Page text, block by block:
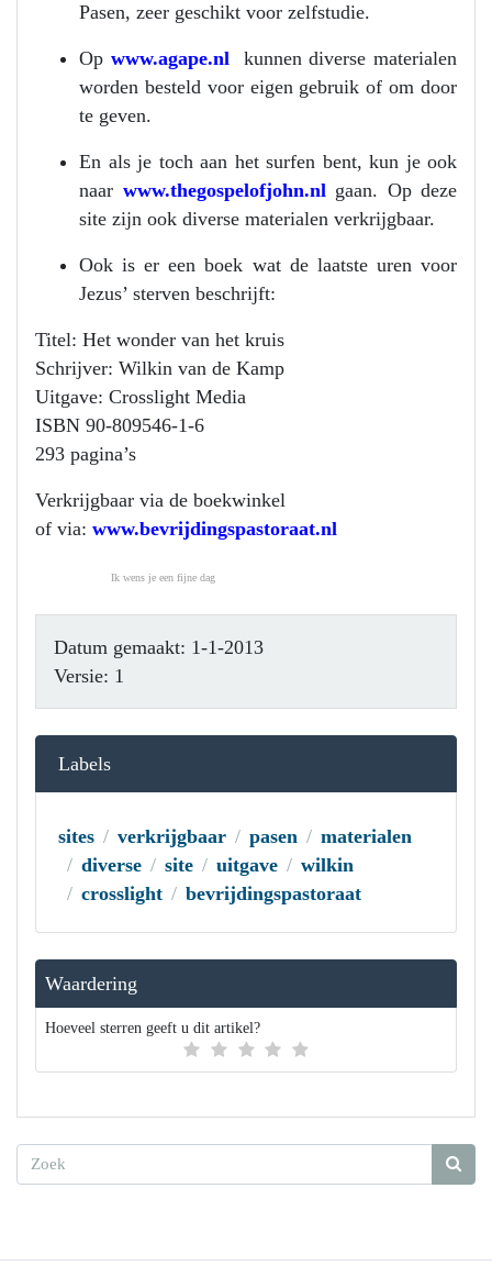
Pasen, zeer geschikt voor zelfstudie.
Op www.agape.nlkunnen diverse materialen
worden besteld voor eigen gebruik of om door
te geven.
En als je toch aan het surfen bent, kun je ook
naar www.thegospelofjohn.nlgaan. Op deze
site zijn ook diverse materialen verkrijgbaar.
Ook is er een boek wat de laatste uren voor
Jezus’ sterven beschrijft:
Titel: Het wonder van het kruis
Schrijver: Wilkin van de Kamp
Uitgave: Crosslight Media
ISBN 90-809546-1-6
293 pagina’s
Verkrijgbaar via de boekwinkel
of via: www.bevrijdingspastoraat.nl
Ik wens je een fijne dag
Datum gemaakt: 1-1-2013
Versie: 1
Labels
sites verkrijgbaar pasen
materialen
diverse
site uitgave
wilkin
crosslight
bevrijdingspastoraat
Waardering
Hoeveel sterren geeft u dit artikel?